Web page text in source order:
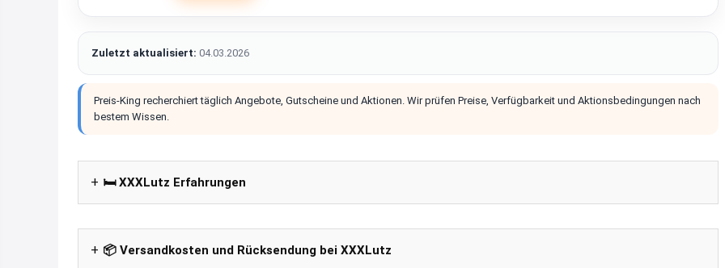
Zuletzt aktualisiert: 04.03.2026
Preis-King recherchiert täglich Angebote, Gutscheine und Aktionen. Wir prüfen Preise, Verfügbarkeit und Aktionsbedingungen nach
bestem Wissen.
🛏️ XXXLutz Erfahrungen
📦 Versandkosten und Rücksendung bei XXXLutz